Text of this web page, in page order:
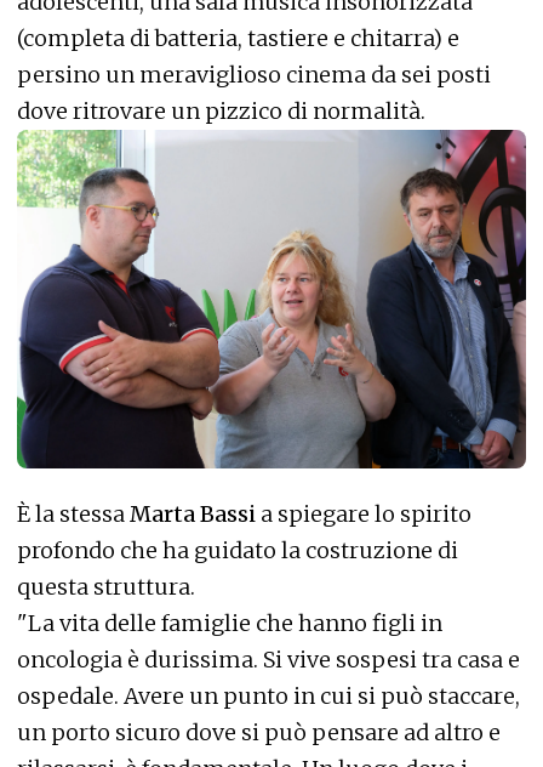
(completa di batteria, tastiere e chitarra) e
persino un meraviglioso cinema da sei posti
dove ritrovare un pizzico di normalità.
È la stessaMarta Bassi a spiegare lo spirito
profondo che ha guidato la costruzione di
questa struttura.
"La vita delle famiglie che hanno figli in
oncologia è durissima. Si vive sospesi tra casa e
ospedale. Avere un punto in cui si può staccare,
un porto sicuro dove si può pensare ad altro e